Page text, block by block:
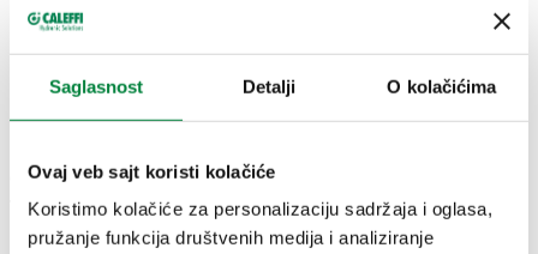
Saglasnost Detalji O kolačićima
Ovaj veb sajt koristi kolačiće
Koristimo kolačiće za personalizaciju sadržaja i oglasa,
pružanje funkcija društvenih medija i analiziranje
TEHNIČKI PODACI
:40 mm
Temperature gauge scale:0–80 °C